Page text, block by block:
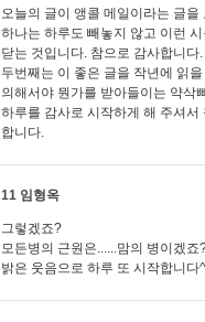
오늘의 글이 앵콜 메일이라는 글
하나는 하루도 빼놓지 않고 이런
닫는 것입니다. 참으로 감사합니다.
두번째는 이 좋은 글을 작년에 읽
의해서야 뭔가를 받아들이는 약삭
하루를 감사로 시작하게 해 주셔
합니다.
11 임형옥
그렇겠죠?
모든병의 근원은......맘의 병이겠죠
밝은 웃음으로 하루 또 시작합니다